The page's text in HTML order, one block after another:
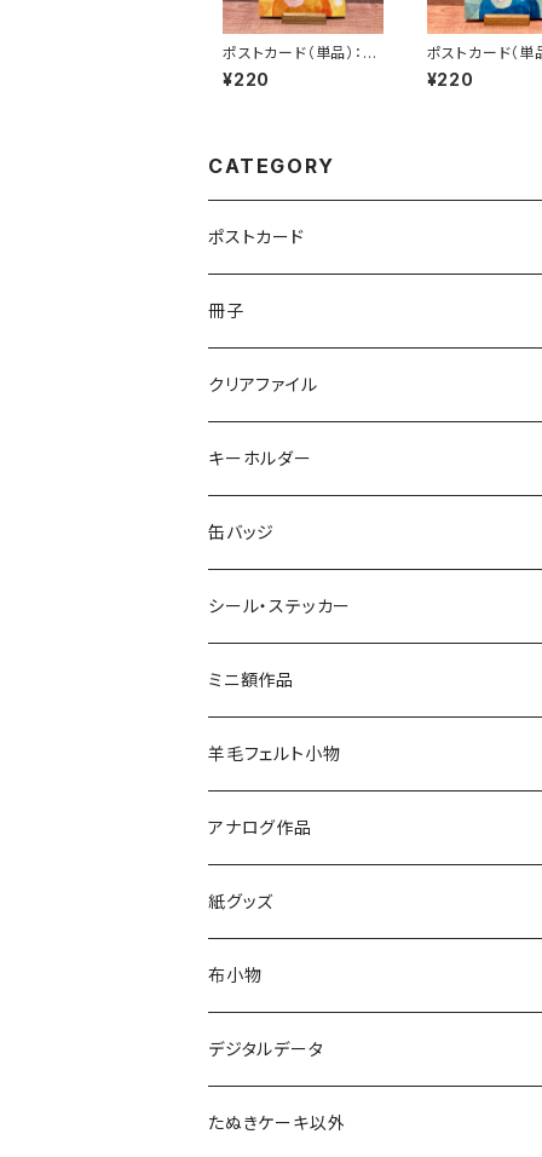
ポストカード（単品）：「1
1月：トパーズ」
¥220
ポストカード（単
月：アクアマリン」
¥220
CATEGORY
ポストカード
セット
単品
冊子
クリアファイル
キーホルダー
缶バッジ
シール・ステッカー
シール
ステッカー
テープ
ミニ額作品
アンティーク調額
ミニボックス額
その他
羊毛フェルト小物
アナログ作品
アクリル画（背面マグネット）
紙グッズ
レターセット
便箋セット
ポチ袋
布小物
シルクスクリーン作品
A4サイズトートバッグ
タオル
デジタルデータ
ポチ袋・ラッピング
たぬきケーキ以外